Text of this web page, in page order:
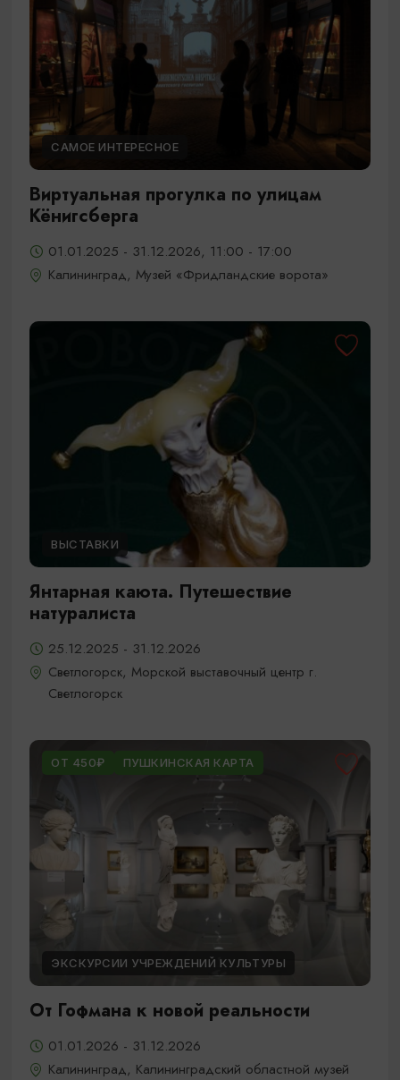
САМОЕ ИНТЕРЕСНОЕ
Виртуальная прогулка по улицам
Кёнигсберга
01.01.2025 - 31.12.2026, 11:00 - 17:00
Калининград, Музей «Фридландские ворота»
ВЫСТАВКИ
Янтарная каюта. Путешествие
натуралиста
25.12.2025 - 31.12.2026
Светлогорск, Морской выставочный центр г.
Светлогорск
ОТ 450₽ ПУШКИНСКАЯ КАРТА
ЭКСКУРСИИ УЧРЕЖДЕНИЙ КУЛЬТУРЫ
От Гофмана к новой реальности
01.01.2026 - 31.12.2026
Калининград, Калининградский областной музей